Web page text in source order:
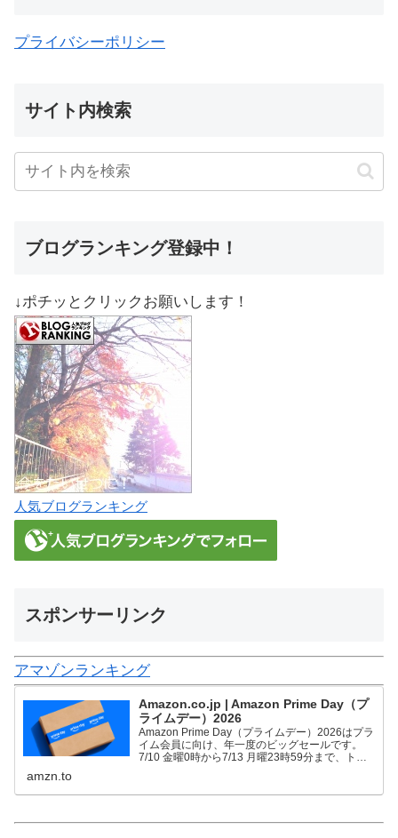
プライバシーポリシー
サイト内検索
ブログランキング登録中！
↓ポチッとクリックお願いします！
人気ブログランキング
スポンサーリンク
アマゾンランキング
Amazon.co.jp | Amazon Prime Day（プ
ライムデー）2026
Amazon Prime Day（プライムデー）2026はプラ
イム会員に向け、年一度のビッグセールです。
7/10 金曜0時から7/13 月曜23時59分まで、トッ
amzn.to